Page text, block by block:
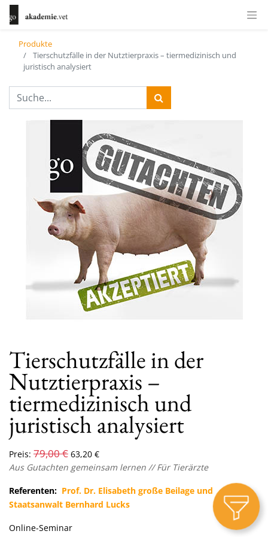
Produkte
Tierschutzfälle in der Nutztierpraxis – tiermedizinisch und
juristisch analysiert
Tierschutzfälle in der
Nutztierpraxis –
tiermedizinisch und
juristisch analysiert
Preis: 79,00€ 63,20 €
Aus Gutachten gemeinsam lernen // Für Tierärzte
Referenten: Prof. Dr. Elisabeth große Beilage und
Staatsanwalt Bernhard Lucks
Online-Seminar